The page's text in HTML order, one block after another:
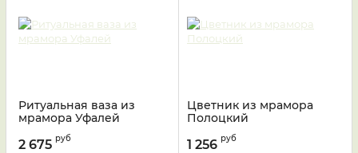
Ритуальная ваза из
мрамора Уфалей
2 675 руб
Цветник из мрамора
Полоцкий
1 256 руб